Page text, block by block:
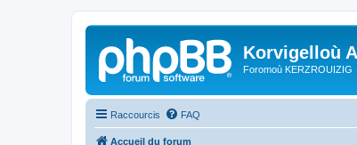
Korvigelloù
Foromoù KERZROUIZIG
Raccourcis FAQ
Accueil du forum